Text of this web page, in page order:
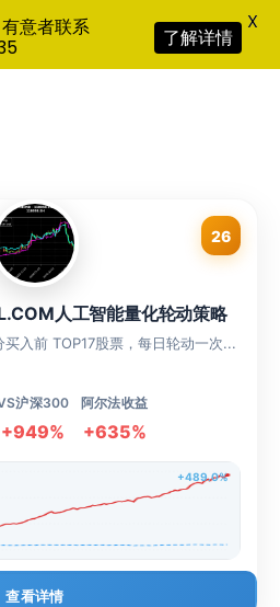
26
人工智能量化轮动策略
入前 TOP17股票，每日轮动一次...
沪深300
+949%
阿尔法收益
+635%
+489.0%
查看详情
意者联系
了解详情
X